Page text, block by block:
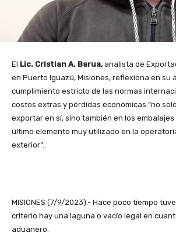
El Lic. Cristian A. Barua,analista de
en Puerto Iguazú, Misiones, reflexiona en su
cumplimiento estricto de las normas
costos extras y pérdidas económicas “no
exportar en sí, sino también en los
último elemento muy utilizado en la
exterior”.
MISIONES (7/9/2023).- Hace poco tiempo
criterio hay una laguna o vacío legal en
aduanero.